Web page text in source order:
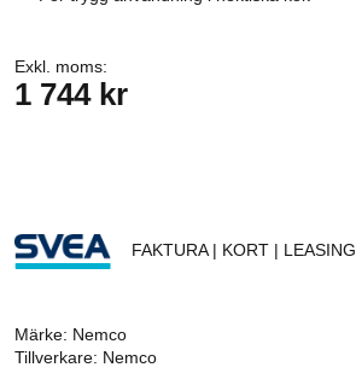
Exkl. moms:
1 744 kr
FAKTURA | KORT | LEASING
Märke: Nemco
Tillverkare: Nemco